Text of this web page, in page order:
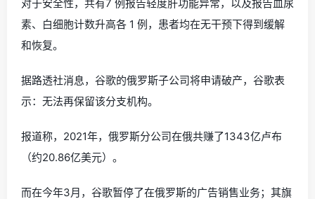
对于安全性，共有7 例报告轻度肝功能异常，以及报告血尿
素、白细胞计数升高各 1 例，患者均在无干预下得到缓解
和恢复。
据路透社消息，谷歌的俄罗斯子公司将申请破产，谷歌表
示：无法再保留该分支机构。
报道称，2021年，俄罗斯分公司在俄共赚了1343亿卢布
（约20.86亿美元）。
而在今年3月，谷歌暂停了在俄罗斯的广告销售业务；其旗